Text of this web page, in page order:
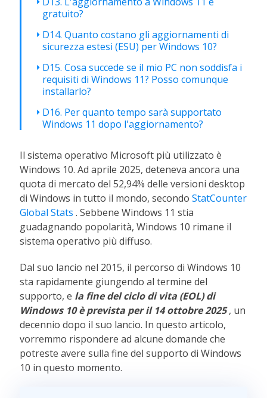
gratuito?
D14. Quanto costano gli aggiornamenti di
sicurezza estesi (ESU) per Windows 10?
D15. Cosa succede se il mio PC non soddisfa i
requisiti di Windows 11? Posso comunque
installarlo?
D16. Per quanto tempo sarà supportato
Windows 11 dopo l'aggiornamento?
Il sistema operativo Microsoft più utilizzato è
Windows 10. Ad aprile 2025, deteneva ancora una
quota di mercato del 52,94% delle versioni desktop
di Windows in tutto il mondo, secondoStatCounter
Global Stats . Sebbene Windows 11 stia
guadagnando popolarità, Windows 10 rimane il
sistema operativo più diffuso.
Dal suo lancio nel 2015, il percorso di Windows 10
sta rapidamente giungendo al termine del
supporto, e la fine del ciclo di vita (EOL) di
Windows 10 è prevista per il 14 ottobre 2025, un
decennio dopo il suo lancio. In questo articolo,
vorremmo rispondere ad alcune domande che
potreste avere sulla fine del supporto di Windows
10 in questo momento.